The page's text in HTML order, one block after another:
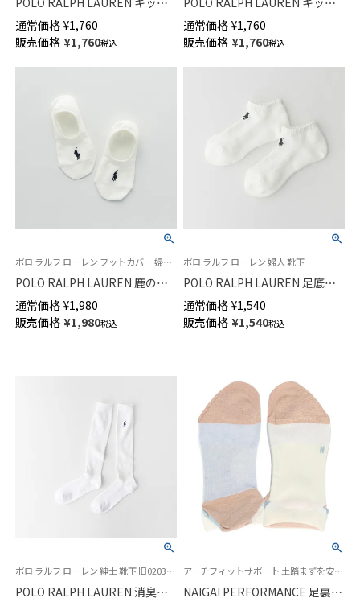
ソックス アメリカーナベア ク
ルー丈 04863745
通常価格 ¥1,760
販売価格 ¥1,760税込
ソックス RL I&T アメリカーナ
ベア クルー丈 04835745
通常価格 ¥1,760
販売価格 ¥1,760税込
ポロ ラルフ ローレン フットカバー 婦人 靴下
POLO RALPH LAUREN 鹿の子
編み カバーソックス 深履き か
かと滑り止め付き レディース
日本製 03207924
通常価格 ¥1,980
販売価格 ¥1,980税込
ポロ ラルフ ローレン 婦人 靴下
POLO RALPH LAUREN 足底パ
イル オーガニックコットン混
スニーカー丈 ソックス レディ
ース 03207894
通常価格 ¥1,540
販売価格 ¥1,540税込
ポロ ラルフ ローレン 紳士 靴下 旧02032931
POLO RALPH LAUREN 消臭加
アーチフィットサポート 土踏まずを安定 スポーツ 90°ヒール 婦人 靴下ナイガイ パフォーマンス
NAIGAI PERFORMANCE 足裏ア